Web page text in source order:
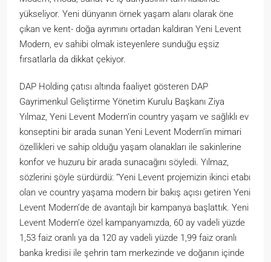
yükseliyor. Yeni dünyanın örnek yaşam alanı olarak öne
çıkan ve kent- doğa ayrımını ortadan kaldıran Yeni Levent
Modern, ev sahibi olmak isteyenlere sunduğu eşsiz
fırsatlarla da dikkat çekiyor.
DAP Holding çatısı altında faaliyet gösteren DAP
Gayrimenkul Geliştirme Yönetim Kurulu Başkanı Ziya
Yılmaz, Yeni Levent Modern’in country yaşam ve sağlıklı ev
konseptini bir arada sunan Yeni Levent Modern’in mimari
özellikleri ve sahip olduğu yaşam olanakları ile sakinlerine
konfor ve huzuru bir arada sunacağını söyledi. Yılmaz,
sözlerini şöyle sürdürdü: “Yeni Levent projemizin ikinci etabı
olan ve country yaşama modern bir bakış açısı getiren Yeni
Levent Modern’de de avantajlı bir kampanya başlattık. Yeni
Levent Modern’e özel kampanyamızda, 60 ay vadeli yüzde
1,53 faiz oranlı ya da 120 ay vadeli yüzde 1,99 faiz oranlı
banka kredisi ile şehrin tam merkezinde ve doğanın içinde